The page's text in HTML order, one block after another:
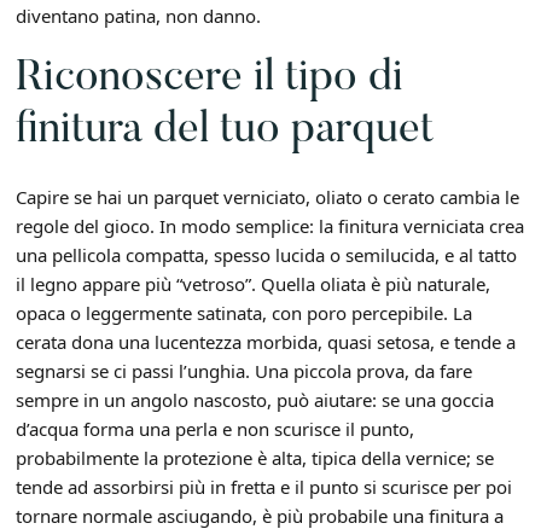
diventano patina, non danno.
Riconoscere il tipo di
finitura del tuo parquet
Capire se hai un parquet verniciato, oliato o cerato cambia le
regole del gioco. In modo semplice: la finitura verniciata crea
una pellicola compatta, spesso lucida o semilucida, e al tatto
il legno appare più “vetroso”. Quella oliata è più naturale,
opaca o leggermente satinata, con poro percepibile. La
cerata dona una lucentezza morbida, quasi setosa, e tende a
segnarsi se ci passi l’unghia. Una piccola prova, da fare
sempre in un angolo nascosto, può aiutare: se una goccia
d’acqua forma una perla e non scurisce il punto,
probabilmente la protezione è alta, tipica della vernice; se
tende ad assorbirsi più in fretta e il punto si scurisce per poi
tornare normale asciugando, è più probabile una finitura a